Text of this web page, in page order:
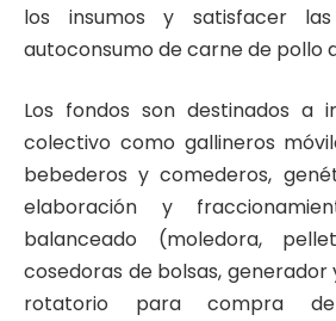
los insumos y satisfacer
autoconsumo de carne de pollo
Los fondos son destinados a
colectivo como gallineros
bebederos y comederos,
elaboración y
balanceado (moledora,
cosedoras de bolsas,
rotatorio para compra